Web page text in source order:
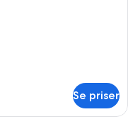
Se priser